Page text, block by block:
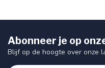
Abonneer je op
Blijf op de hoogte over onze